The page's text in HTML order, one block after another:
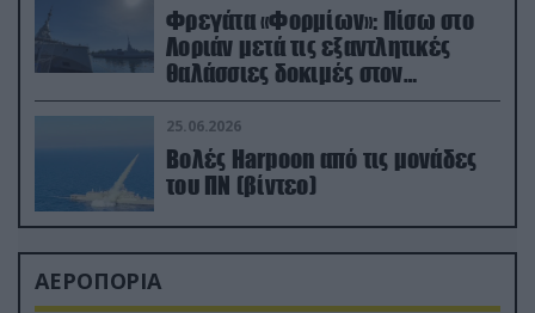
Φρεγάτα «Φορμίων»: Πίσω στο
Λοριάν μετά τις εξαντλητικές
θαλάσσιες δοκιμές στον
απαιτητικό Βισκαϊκό
25.06.2026
Βολές Harpoon από τις μονάδες
του ΠΝ (βίντεο)
ΑΕΡΟΠΟΡΙΑ